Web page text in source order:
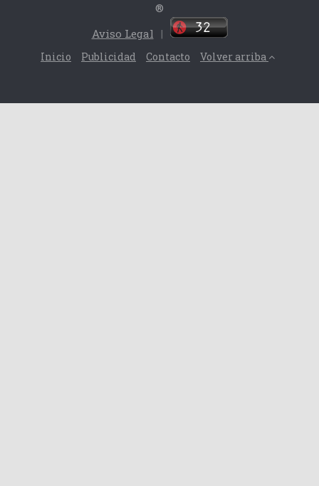
®
Aviso Legal |
Inicio Publicidad Contacto Volver arriba